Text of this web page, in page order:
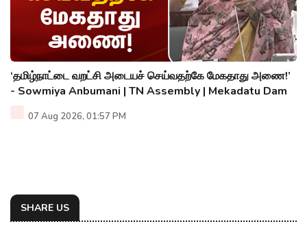
‘தமிழ்நாட்டை வறட்சி அடையச் செய்வதற்கே மேகதாது அணை!’
- Sowmiya Anbumani | TN Assembly | Mekadatu Dam
07 Aug 2026, 01:57 PM
SHARE US